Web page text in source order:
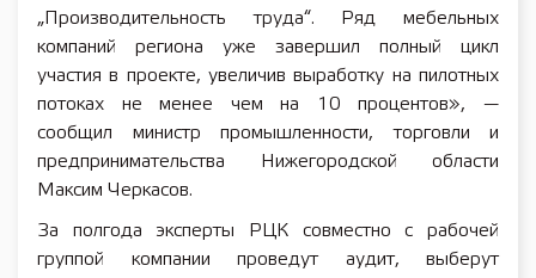
„Производительность труда“. Ряд мебельных
компаний региона уже завершил полный цикл
участия в проекте, увеличив выработку на пилотных
потоках не менее чем на 10 процентов», —
сообщил министр промышленности, торговли и
предпринимательства Нижегородской области
Максим Черкасов.
За полгода эксперты РЦК совместно с рабочей
группой компании проведут аудит, выберут